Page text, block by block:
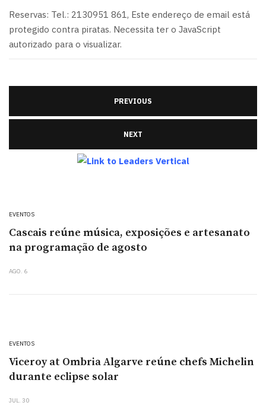
Reservas: Tel.: 2130951 861, Este endereço de email está
protegido contra piratas. Necessita ter o JavaScript
autorizado para o visualizar.
PREVIOUS
NEXT
EVENTOS
Cascais reúne música, exposições e artesanato
na programação de agosto
AGO. 6
EVENTOS
Viceroy at Ombria Algarve reúne chefs Michelin
durante eclipse solar
JUL. 30